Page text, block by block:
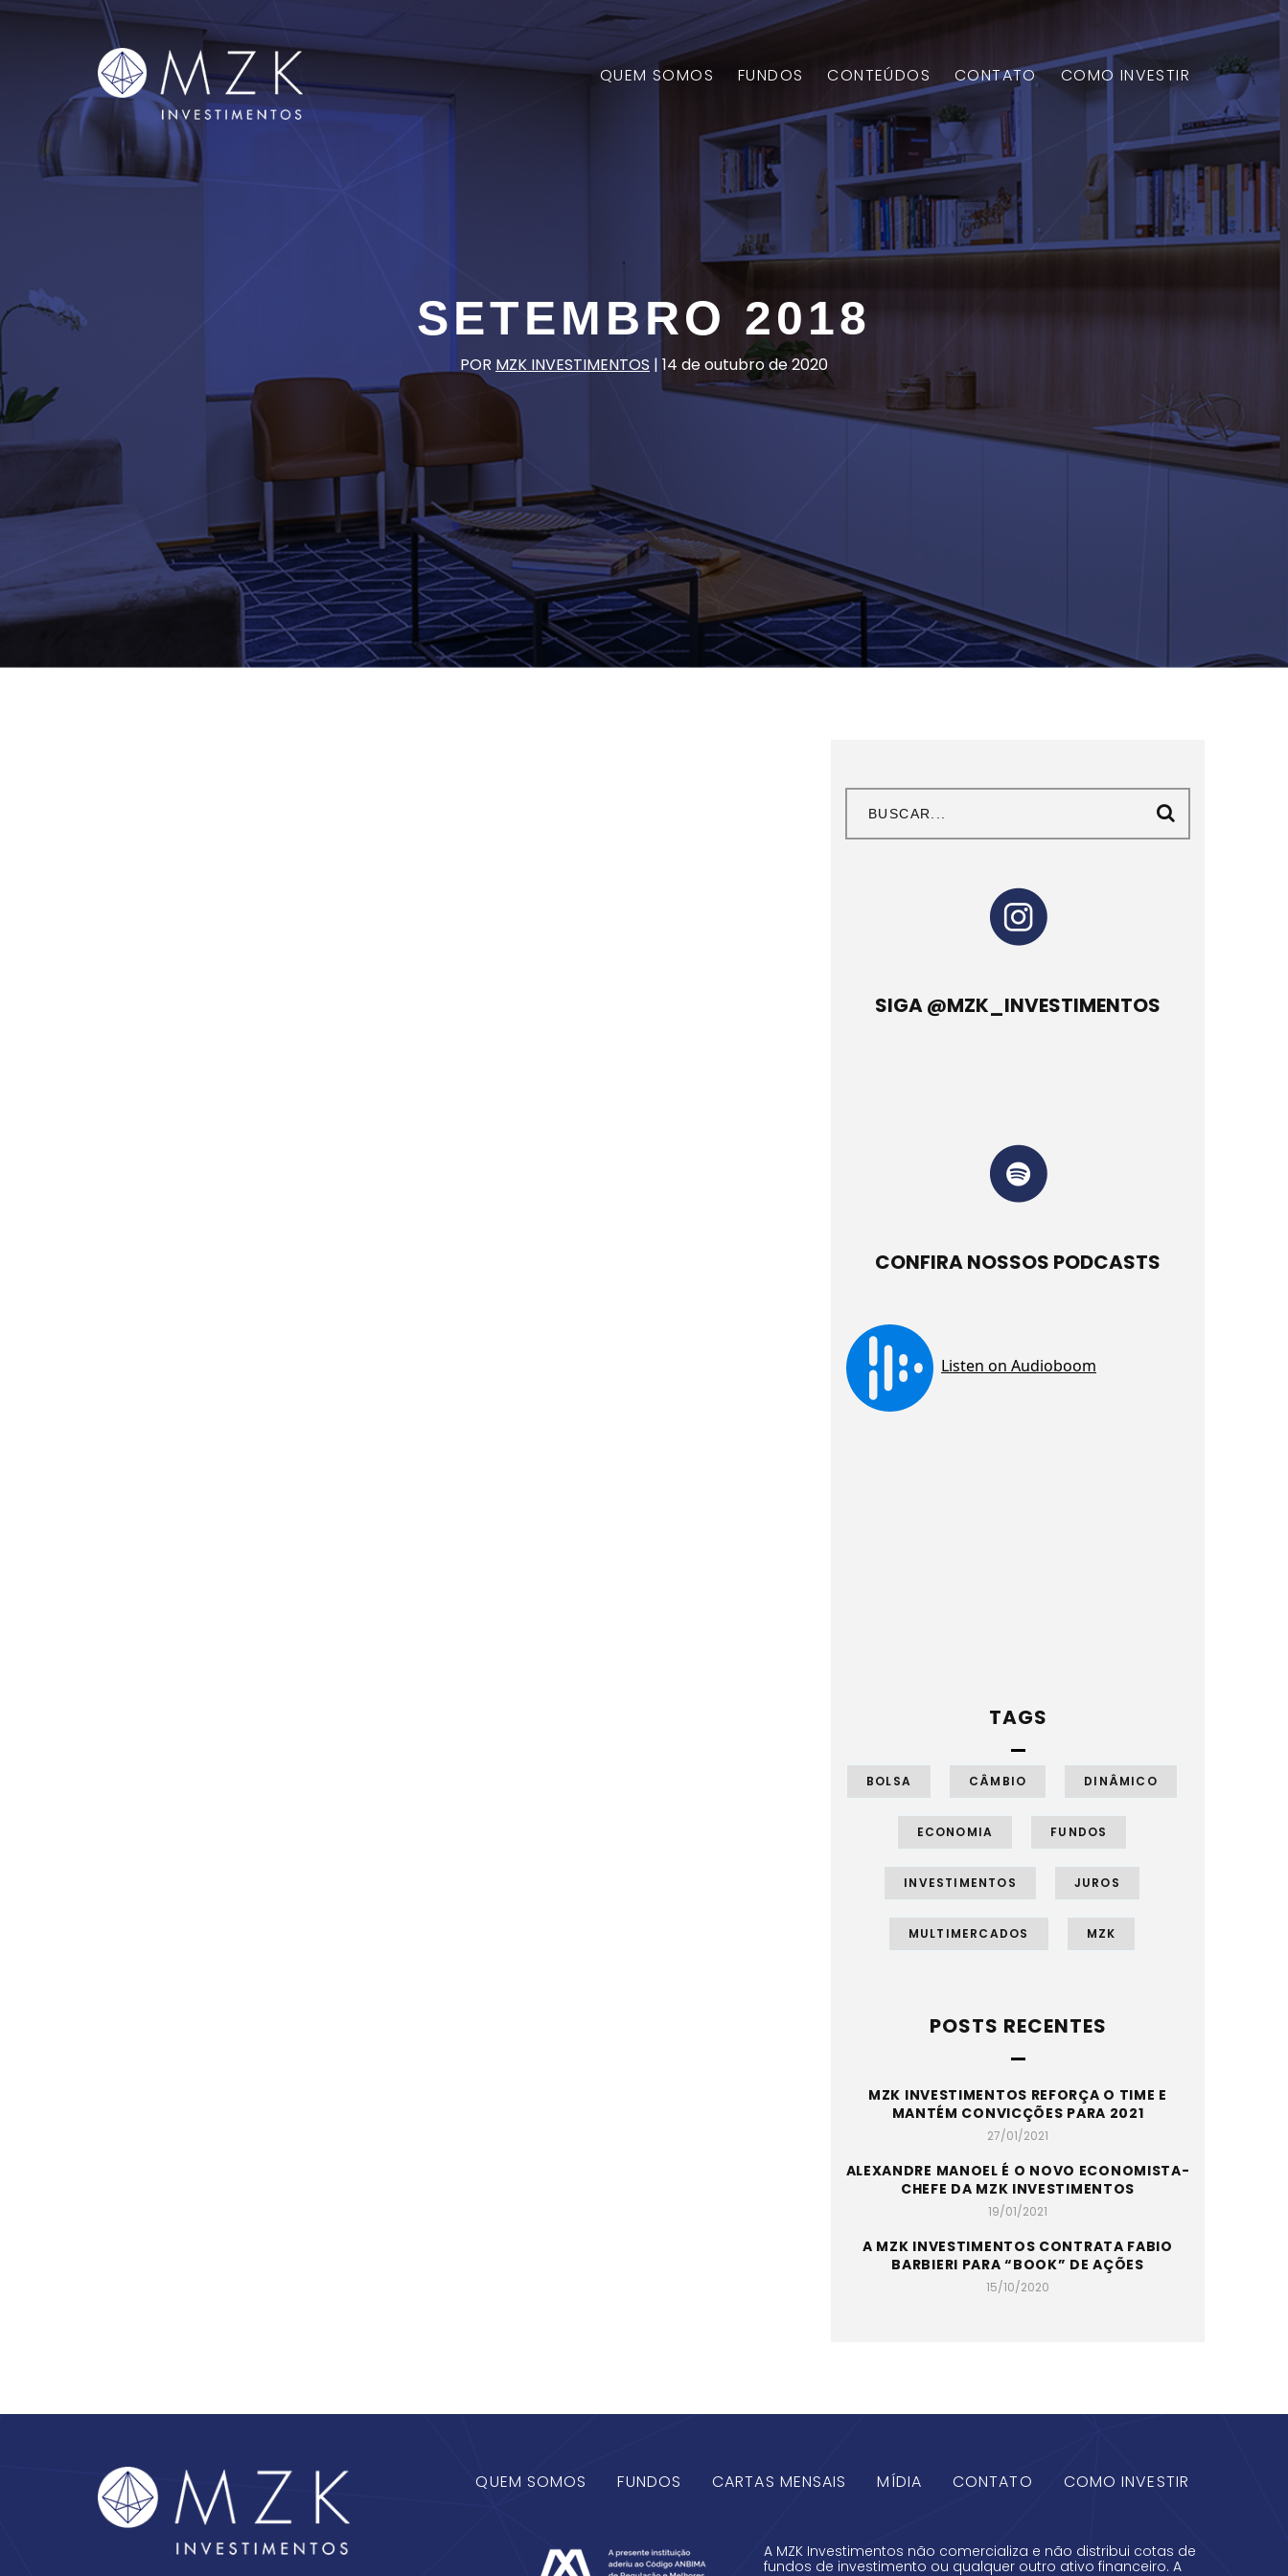
QUEM SOMOS FUNDOS CONTEÚDOS CONTATO COMO INVESTIR
SETEMBRO 2018
POR MZK INVESTIMENTOS | 14 de outubro de 2020
SIGA @MZK_INVESTIMENTOS
CONFIRA NOSSOS PODCASTS
TAGS
BOLSA CÂMBIO DINÂMICO
ECONOMIA FUNDOS
INVESTIMENTOS JUROS
MULTIMERCADOS MZK
POSTS RECENTES
MZK INVESTIMENTOS REFORÇA O TIME E
MANTÉM CONVICÇÕES PARA 2021
27/01/2021
ALEXANDRE MANOEL É O NOVO ECONOMISTA-
CHEFE DA MZK INVESTIMENTOS
19/01/2021
A MZK INVESTIMENTOS CONTRATA FABIO
BARBIERI PARA “BOOK” DE AÇÕES
15/10/2020
QUEM SOMOS FUNDOS CARTAS MENSAIS MÍDIA CONTATO COMO INVESTIR
A MZK Investimentos não comercializa e não distribui cotas de
fundos de investimento ou qualquer outro ativo financeiro. A